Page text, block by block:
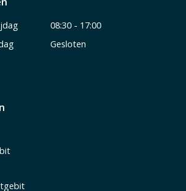
08:30 - 17:00
Gesloten